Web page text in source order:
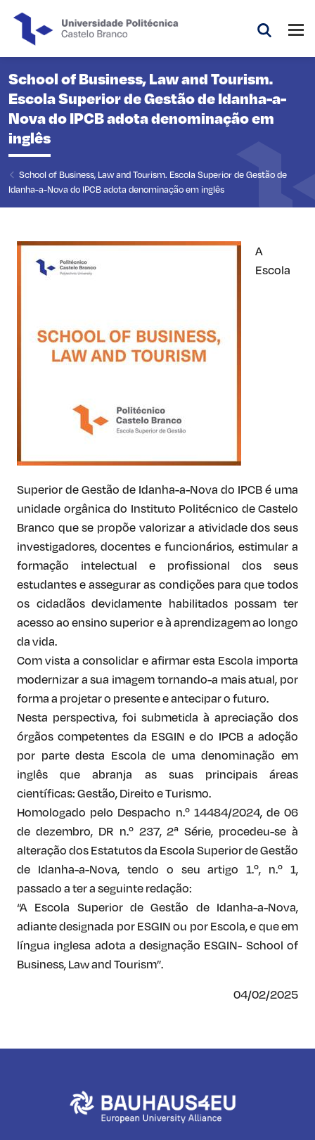
School of Business, Law and Tourism.
Escola Superior de Gestão de Idanha-a-
Nova do IPCB adota denominação em
inglês
School of Business, Law and Tourism. Escola Superior de Gestão de
Idanha-a-Nova do IPCB adota denominação em inglês
A
Escola
Superior de Gestão de Idanha-a-Nova do IPCB é uma
unidade orgânica do Instituto Politécnico de Castelo
Branco que se propõe valorizar a atividade dos seus
investigadores, docentes e funcionários, estimular a
formação intelectual e profissional dos seus
estudantes e assegurar as condições para que todos
os cidadãos devidamente habilitados possam ter
acesso ao ensino superior e à aprendizagem ao longo
da vida.
Com vista a consolidar e afirmar esta Escola importa
modernizar a sua imagem tornando-a mais atual, por
forma a projetar o presente e antecipar o futuro.
Nesta perspectiva, foi submetida à apreciação dos
órgãos competentes da ESGIN e do IPCB a adoção
por parte desta Escola de uma denominação em
inglês que abranja as suas principais áreas
científicas: Gestão, Direito e Turismo.
Homologado pelo Despacho n.º 14484/2024, de 06
de dezembro, DR n.º 237, 2ª Série, procedeu-se à
alteração dos Estatutos da Escola Superior de Gestão
de Idanha-a-Nova, tendo o seu artigo 1.º, n.º 1,
passado a ter a seguinte redação:
“A Escola Superior de Gestão de Idanha-a-Nova,
adiante designada por ESGIN ou por Escola, e que em
língua inglesa adota a designação ESGIN- School of
Business, Law and Tourism”.
04/02/2025